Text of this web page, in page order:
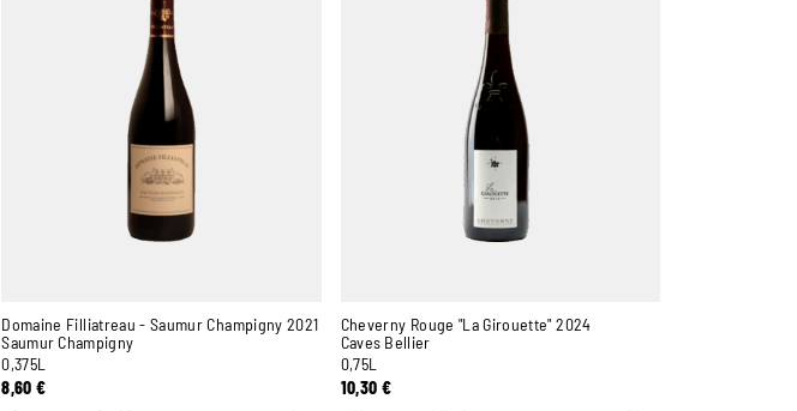
Domaine Filliatreau - Saumur Champigny 2021
Saumur Champigny
0,375L
8,60€
Cheverny Rouge "La Girouette" 2024
Caves Bellier
0,75L
10,30 €